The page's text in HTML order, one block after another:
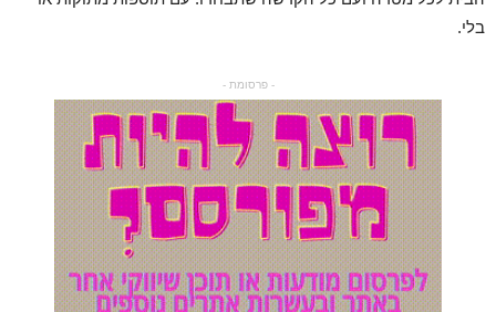
בלי.
- פרסומת -